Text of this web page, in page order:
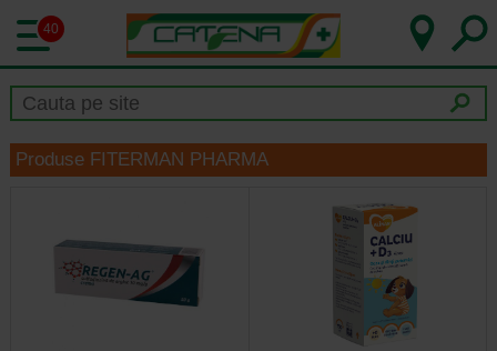
40
Produse FITERMAN PHARMA